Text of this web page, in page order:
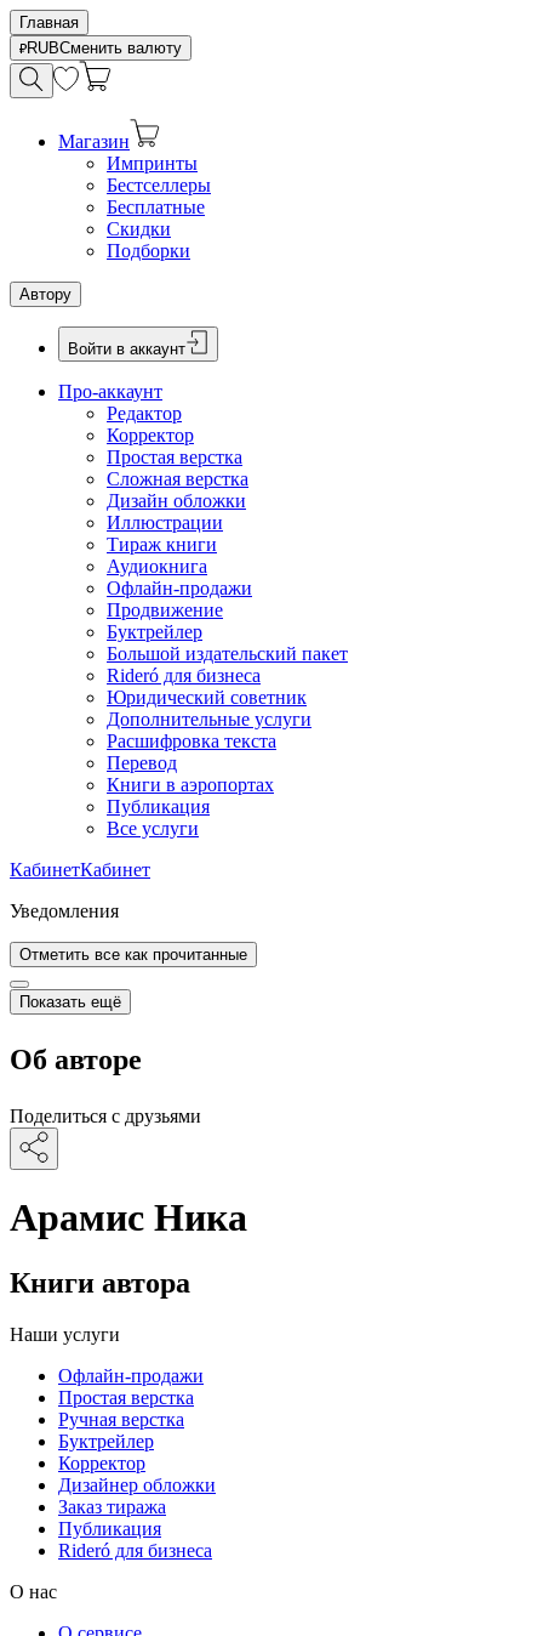
Главная
RUBСменить валюту
Магазин
Импринты
Бестселлеры
Бесплатные
Скидки
Подборки
Автору
Войти в аккаунт
Про-аккаунт
Редактор
Корректор
Простая верстка
Сложная верстка
Дизайн обложки
Иллюстрации
Тираж книги
Аудиокнига
Офлайн-продажи
Продвижение
Буктрейлер
Большой издательский пакет
Rideró для бизнеса
Юридический советник
Дополнительные услуги
Расшифровка текста
Перевод
Книги в аэропортах
Публикация
Все услуги
КабинетКабинет
Уведомления
Отметить все как прочитанные
Показать ещё
Об авторе
Поделиться с друзьями
Арамис Ника
Книги автора
Наши услуги
Офлайн-продажи
Простая верстка
Ручная верстка
Буктрейлер
Корректор
Дизайнер обложки
Заказ тиража
Публикация
Rideró для бизнеса
О нас